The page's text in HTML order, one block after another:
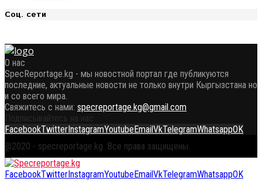
Соц. сети
О нас
SpecReportage.kg - мы новостной портал где публикуются
последние, актуальные новости не только внутри Кыргызстана но
и со всего мира.
Свяжитесь с нами: specreportage.kg@gmail.com
Подписывайтесь на нас
FacebookTwitterInstagramYoutubeEmailVkTelegramWhatsappOK
@2020 - specreportage.kg. Все права защищены.
FacebookTwitterInstagramYoutubeEmailVkTelegramWhatsappOK